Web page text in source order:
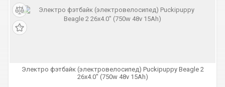
Электро фэтбайк (электровелосипед) Puckipuppy Beagle 2
26х4.0" (750w 48v 15Ah)